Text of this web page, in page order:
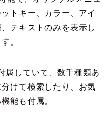
トキー、カラー、アイ
テキストのみを表示し
。
属していて、数千種類あ
けて検索したり、お気
能も付属。